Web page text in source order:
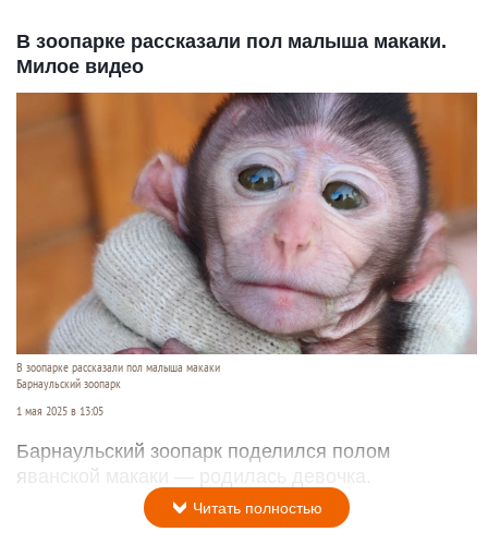
В зоопарке рассказали пол малыша макаки.
Милое видео
В зоопарке рассказали пол малыша макаки
Барнаульский зоопарк
1 мая 2025 в 13:05
Барнаульский зоопарк поделился полом
яванской макаки — родилась девочка.
Читать полностью